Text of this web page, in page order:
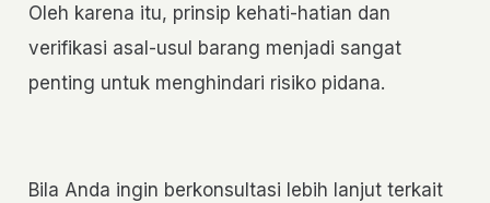
Oleh karena itu, prinsip kehati-hatian dan
verifikasi asal-usul barang menjadi sangat
penting untuk menghindari risiko pidana.
Bila Anda ingin berkonsultasi lebih lanjut terkait